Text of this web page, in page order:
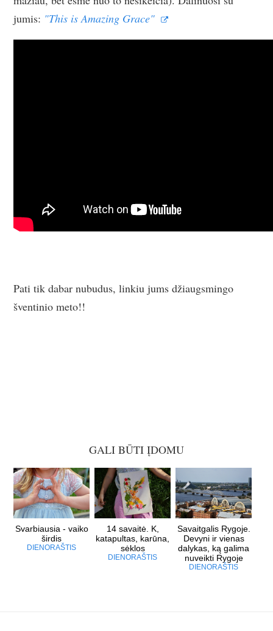
jumis: "This is Amazing Grace"
Pati tik dabar nubudus, linkiu jums džiaugsmingo
šventinio meto!!
GALI BŪTI ĮDOMU
Svarbiausia - vaiko
širdis
DIENORAŠTIS
14 savaitė. K,
katapultas, karūna,
sėklos
DIENORAŠTIS
Savaitgalis Rygoje.
Devyni ir vienas
dalykas, ką galima
nuveikti Rygoje
DIENORAŠTIS